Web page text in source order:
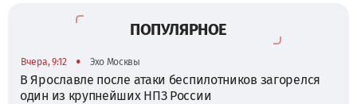
ПОПУЛЯРНОЕ
Вчера, 9:12 • Эхо Москвы
В Ярославле после атаки беспилотников загорелся
один из крупнейших НПЗ России